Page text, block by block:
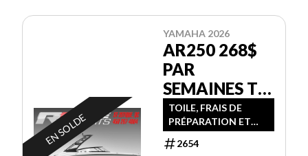
EN SOLDE
YAMAHA 2026
AR250 268$
PAR
SEMAINES TX
IN
TOILE, FRAIS DE
PRÉPARATION ET
TRANSPORT INCLUS
( REMORQUE
2654